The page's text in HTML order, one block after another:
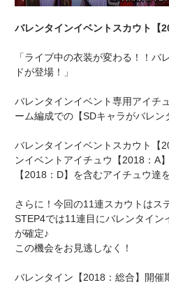
バレンタインイベントスカウト【
「ライブ中の衣装が変わる！！バ
ドが登場！」
バレンタインイベント専用アイチ
ーム編成での【SDキャラがバレン
バレンタインイベントスカウト【
ンイベントアイチュウ【2018：A
【2018：D】を含むアイチュウ達
さらに！今回の11連スカウトはス
STEP4では11連目にバレンタイン
が確定♪
この機会をお見逃しなく！
バレンタイン【2018：総合】開